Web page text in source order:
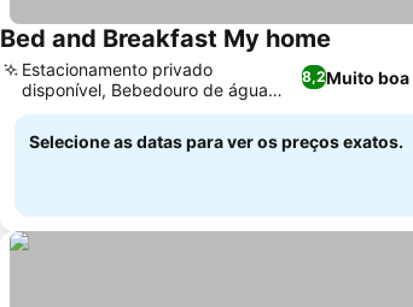
Bed and Breakfast My home
8,2Muito boa
Estacionamento privado
disponível, Bebedouro de água
microfiltrada
Selecione as datas para ver os preços exatos.